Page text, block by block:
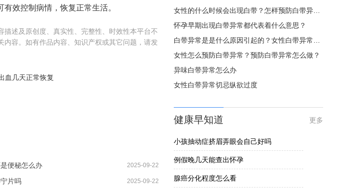
效控制病情，恢复正常生活。
述及原创度、真实性、完整性、时效性本平台不
容。如有作品内容、知识产权或其它问题，请发
血几天正常恢复
便秘怎么办 2025-09-22
片吗 2025-09-22
女性的什么时候会出现白带？怎样预防白带异常？
怀孕早期出现白带异常都代表着什么意思？
白带异常是是什么原因引起的？女性白带异常怎么办？
女性怎么预防白带异常？预防白带异常怎么做？
异味白带异常怎么办
女性白带异常切忌纵欲过度
健康早知道 更多
小孩抽动症挤眉弄眼会自己好吗
例假晚几天能查出怀孕
腺癌分化程度怎么看